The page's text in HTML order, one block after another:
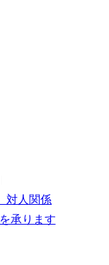
対人関係
承ります